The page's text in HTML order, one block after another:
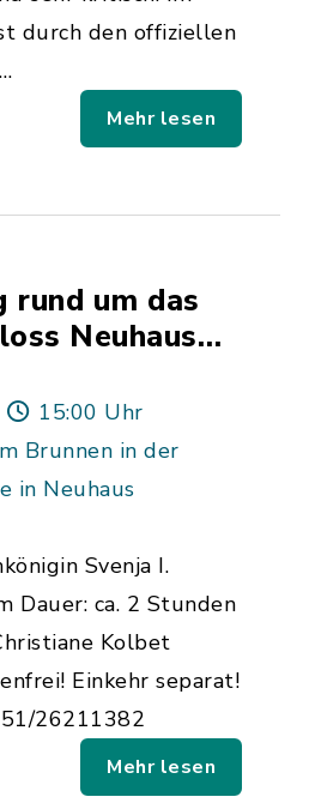
durch den offiziellen
Mehr lesen
rund um das
Neuhaus
im Gasthaus
15:00 Uhr
Brunnen in der
in Neuhaus
Svenja I.
Dauer: ca. 2 Stunden
Kolbet
Einkehr separat!
26211382
Mehr lesen